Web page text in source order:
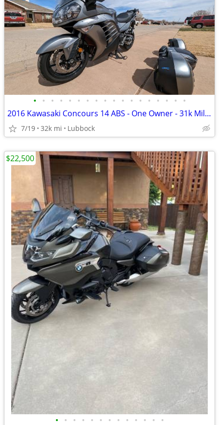
• • • • • • • • • • • • • • • • • •
2016 Kawasaki Concours 14 ABS - One Owner - 31k Miles - Meticulously M
7/19 32k mi Lubbock
• • • • • • • • • • • • •
$22,500